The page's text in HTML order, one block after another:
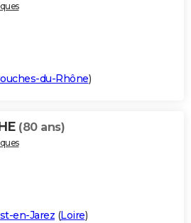
du-Rhône)
(80 ans)
en-Jarez (Loire)